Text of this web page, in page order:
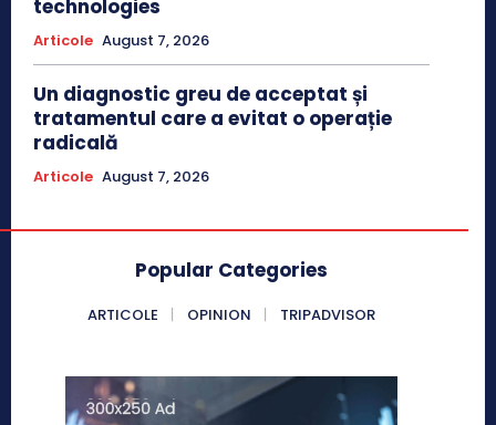
technologies
Articole August 7, 2026
Un diagnostic greu de acceptat și
tratamentul care a evitat o operație
radicală
Articole August 7, 2026
Popular Categories
ARTICOLE OPINION TRIPADVISOR